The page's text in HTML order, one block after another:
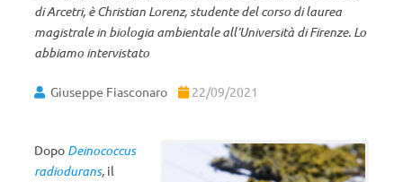
di Arcetri, è Christian Lorenz, studente del corso di laurea
magistrale in biologia ambientale all’Università di Firenze. Lo
abbiamo intervistato
Giuseppe Fiasconaro 22/09/2021
Dopo Deinococcus
radiodurans, il